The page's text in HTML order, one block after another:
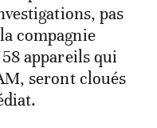
pas
compagnie
appareils qui
seront cloués